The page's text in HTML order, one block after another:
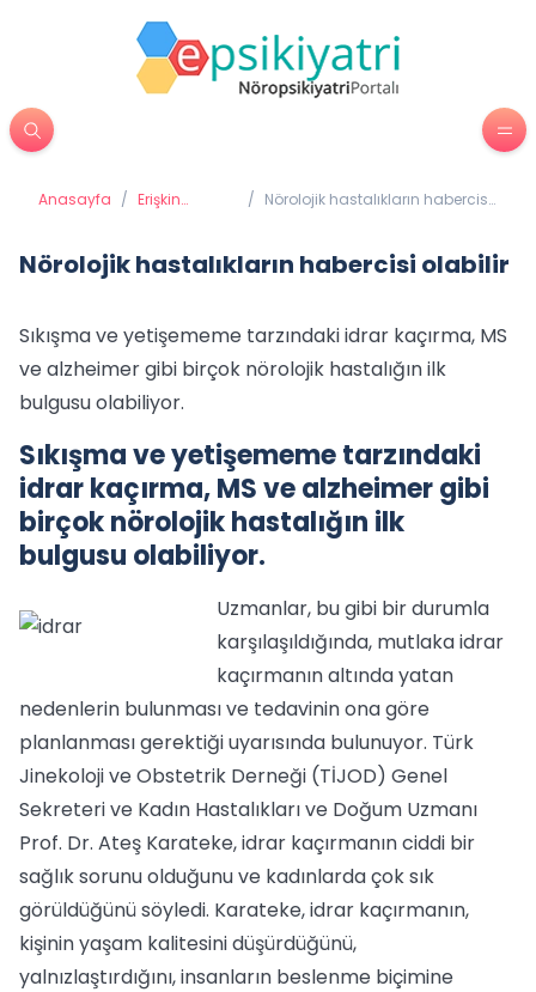
Anasayfa / Erişkin
/ Nörolojik hastalıkların habercisi
Nörolojik hastalıkların habercisi olabilir
Sıkışma ve yetişememe tarzındaki idrar kaçırma, MS
ve alzheimer gibi birçok nörolojik hastalığın ilk
bulgusu olabiliyor.
Sıkışma ve yetişememe tarzındaki
idrar kaçırma, MS ve alzheimer gibi
birçok nörolojik hastalığın ilk
bulgusu olabiliyor.
Uzmanlar, bu gibi bir durumla
karşılaşıldığında, mutlaka idrar
kaçırmanın altında yatan
nedenlerin bulunması ve tedavinin ona göre
planlanması gerektiği uyarısında bulunuyor. Türk
Jinekoloji ve Obstetrik Derneği (TİJOD) Genel
Sekreteri ve Kadın Hastalıkları ve Doğum Uzmanı
Prof. Dr. Ateş Karateke, idrar kaçırmanın ciddi bir
sağlık sorunu olduğunu ve kadınlarda çok sık
görüldüğünü söyledi. Karateke, idrar kaçırmanın,
kişinin yaşam kalitesini düşürdüğünü,
yalnızlaştırdığını, insanların beslenme biçimine